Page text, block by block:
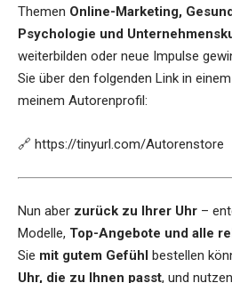
Themen Online-Marketing,
Psychologie und
weiterbilden oder neue Impulse
Sie über den folgenden Link in
meinem Autorenprofil:
🔗 https://tinyurl.com/Autorenstore
Nun aber zurück zu Ihrer Uhr –
Modelle, Top-Angebote und alle
Sie mit gutem Gefühl bestellen
Uhr, die zu Ihnen passt, und